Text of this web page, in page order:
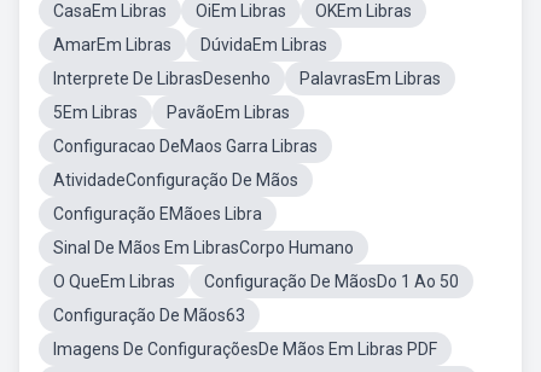
CasaEm Libras
OiEm Libras
OKEm Libras
AmarEm Libras
DúvidaEm Libras
Interprete De LibrasDesenho
PalavrasEm Libras
5Em Libras
PavãoEm Libras
Configuracao DeMaos Garra Libras
AtividadeConfiguração De Mãos
Configuração EMãoes Libra
Sinal De Mãos Em LibrasCorpo Humano
O QueEm Libras
Configuração De MãosDo 1 Ao 50
Configuração De Mãos63
Imagens De ConfiguraçõesDe Mãos Em Libras PDF